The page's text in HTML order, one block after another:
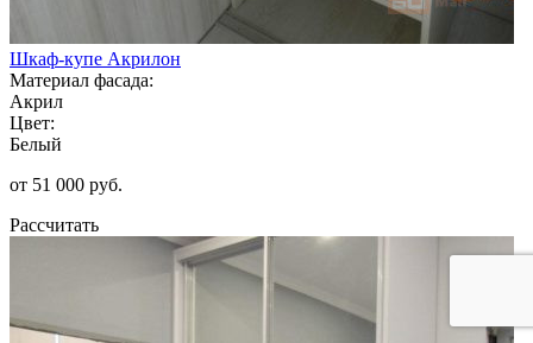
Шкаф-купе Акрилон
Материал фасада:
Акрил
Цвет:
Белый
от 51 000 руб.
Рассчитать